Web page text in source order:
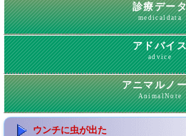
診療デー
medicaldata
アドバイ
advice
アニマルノ
AnimalNote
ウンチに虫が出た